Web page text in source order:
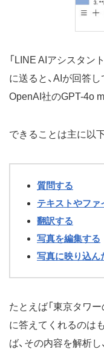
「LINE AIアシスタン
に送ると、AIが回答
OpenAI社のGPT-4o
できることは主に以
質問する
テキストやファ
翻訳する
写真を編集する
写真に映り込ん
たとえば「東京タワ
に答えてくれるのは
ば、その内容を解析